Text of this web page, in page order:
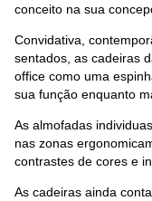
conceito na sua
Convidativa,
sentados, as cadeiras
office como uma
sua função enquanto
As almofadas
nas zonas
contrastes de cores e
As cadeiras ainda